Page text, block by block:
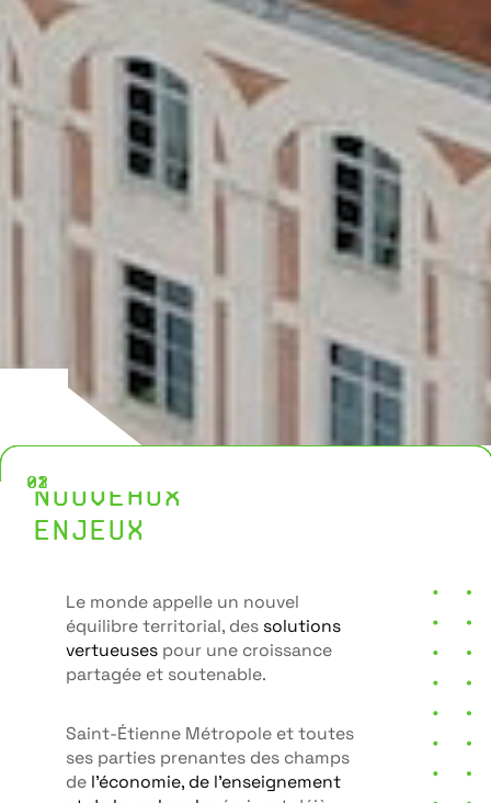
NOUVEAUX
ENJEUX
Le monde appelle un nouvel
équilibre territorial, des solutions
vertueuses pour une croissance
partagée et soutenable.
Saint-Étienne Métropole et toutes
ses parties prenantes des champs
de l’économie, de l’enseignement